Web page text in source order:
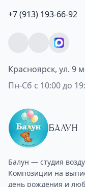
+7 (913) 193-66-92
Красноярск, ул. 9
Пн-Сб с 10:00 до
БАЛУН
Балун — студия
Композиции на
день рождения и